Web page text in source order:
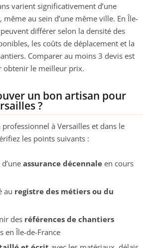
varient significativement d’une
même au sein d’une même ville. En Île-
différer selon la densité des
les coûts de déplacement et la
Comparer au moins 3 devis est
obtenir le meilleur prix.
un bon artisan pour
?
à Versailles et dans le
les points suivants :
assurance décennale en cours
au registre des métiers ou du
des références de chantiers
en Île-de-France